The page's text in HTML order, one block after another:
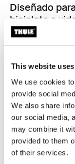
This website
We use cookies
provide social
We also share
our social media,
may combine it
provided to them
of their services.
Diseñado
bicicleta a
Desde tu
las bolsas Thule
múltiples
sea tan cómoda
sobre ella. Ya
con amigos o
adaptan a tu